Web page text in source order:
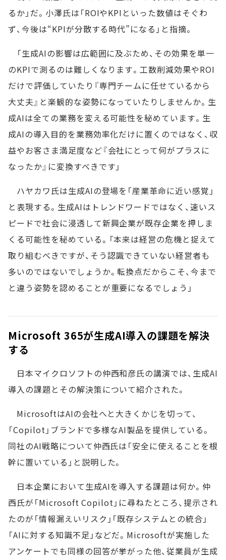
るか」だ。小澤氏は「ROIやKPIといった数値はそぐわ
ず、今後は“KPIが分散する時代”になる」と指摘。
「生成AIの影響は広範囲に及ぶため、その効果を単一
のKPIで測るのは難しくなります。工数削減効果やROI
だけで評価していたり『専門チームに任せているから
大丈夫』と楽観的な姿勢になっていたりしませんか。生
成AIは全ての業務を変える可能性を秘めています。生
成AIの導入目的を業務効率化だけに置くのではなく、収
益やお客さま満足度など『会社にとって何がプラスに
なったか』に変換すべきです」
ハヤカワ氏は生成AIの登場を「産業革命に近い感覚」
と表現する。生成AIはトレンドワードではなく、速いス
ピードで社会に浸透して新興企業が既存企業を押しま
くる可能性を秘めている。「本来は経営の危機と捉えて
取り組むべきですが、そう認識できていない経営者も
多いのではないでしょうか。転換点だからこそ、今まで
と違う姿勢を認めることが重要になるでしょう」
Microsoft 365が生成AI導入の課題を解決
する
日本マイクロソフトの仲西和彦氏の講演では、生成AI
導入の課題とその解決策について紹介された。
MicrosoftはAIの会社へと大きくかじを切って、
「Copilot」ブランドで多様なAI製品を提供している。
同社のAI戦略について仲西氏は「安全に使えることを根
幹に置いている」と説明した。
日本企業において生成AIを導入する課題は何か。仲
西氏が「Microsoft Copilot」に尋ねたところ、提示され
たのが「情報漏えいリスク」「既存システムとの統合」
「AIに対する知識不足」などだ。Microsoftが実施した
アンケートでも同様の回答が挙がった他、従業員が生成